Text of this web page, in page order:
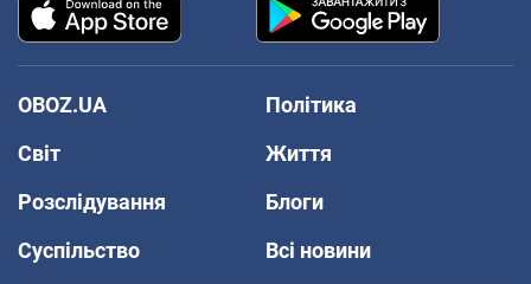
OBOZ.UA
Політика
Світ
Життя
Розслідування
Блоги
Суспільство
Всі новини